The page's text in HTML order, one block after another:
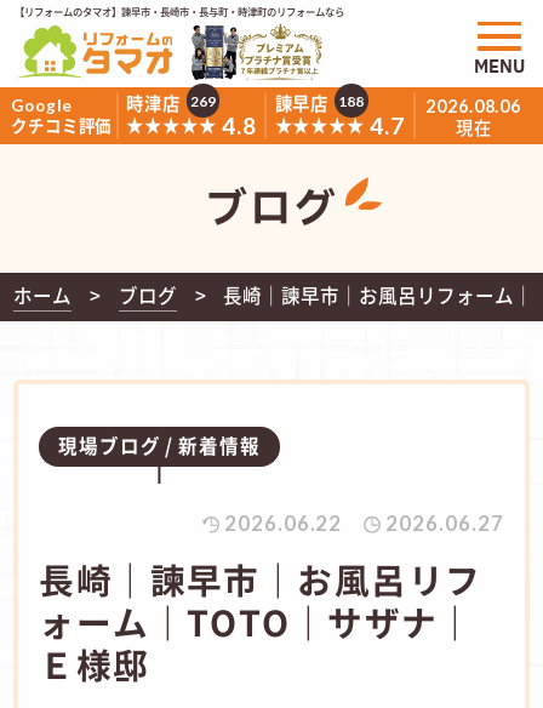
【リフォームのタマオ】諫早市・長崎市・長与町・時津町のリフォームなら
Google
クチコミ評価
時津店
★★★★★ 4.8
269
諫早店
★★★★★ 4.7
188 2026.08.06
現在
MENU
ブログ
ホーム ブログ 長崎｜諫早市｜お風呂リフォーム｜
現場ブログ 新着情報
2026.06.22 2026.06.27
長崎｜諫早市｜お風呂リフ
ォーム｜TOTO｜サザナ｜
Ｅ様邸